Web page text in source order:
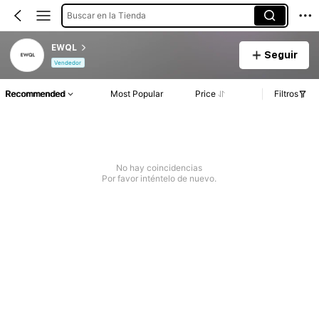
Buscar en la Tienda
EWQL
Vendedor
Seguir
Recommended Most Popular Price Filtros
No hay coincidencias
Por favor inténtelo de nuevo.